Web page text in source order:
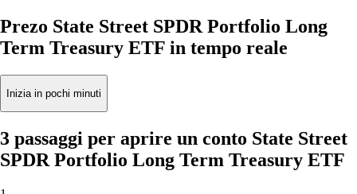
Prezo State Street SPDR Portfolio Long
Term Treasury ETF in tempo reale
Inizia in pochi minuti
3 passaggi per aprire un conto State Street
SPDR Portfolio Long Term Treasury ETF